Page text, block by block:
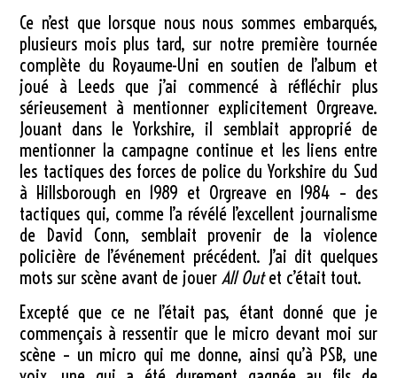
Ce n’est que lorsque nous nous sommes embarqués,
plusieurs mois plus tard, sur notre première tournée
complète du Royaume-Uni en soutien de l’album et
joué à Leeds que j’ai commencé à réfléchir plus
sérieusement à mentionner explicitement Orgreave.
Jouant dans le Yorkshire, il semblait approprié de
mentionner la campagne continue et les liens entre
les tactiques des forces de police du Yorkshire du Sud
à Hillsborough en 1989 et Orgreave en 1984 – des
tactiques qui, comme l’a révélé l’excellent journalisme
de David Conn, semblait provenir de la violence
policière de l’événement précédent. J’ai dit quelques
mots sur scène avant de jouerAll Outet c’était tout.
Excepté que ce ne l’était pas, étant donné que je
commençais à ressentir que le micro devant moi sur
scène – un micro qui me donne, ainsi qu’à PSB, une